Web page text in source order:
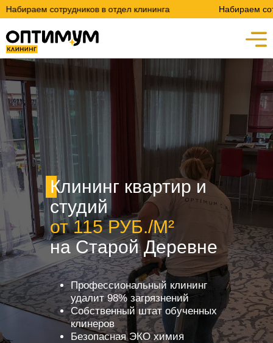
в отдел клининга Набираем сотрудников
Профессиональный клининг
удалит 98% загрязнений
Собственный штат обученных
клинеров
Безопасная ЭКО химия
Клининг квартир и
студий
от 115 РУБ./М²
на Старой Деревне